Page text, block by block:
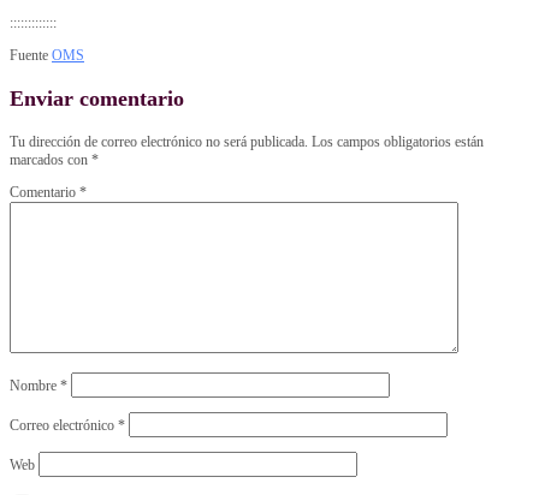
:::::::::::::
Fuente OMS
Enviar comentario
Tu dirección de correo electrónico no será publicada. Los campos obligatorios están
marcados con *
Comentario *
Nombre *
Correo electrónico *
Web